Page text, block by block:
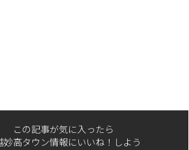
この記事が気に入ったら
妙高タウン情報にいいね！しよう